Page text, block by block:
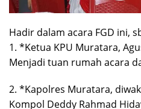
Hadir dalam acara FGD ini,
1. *Ketua KPU Muratara,
Menjadi tuan rumah acara
2. *Kapolres Muratara,
Kompol Deddy Rahmad